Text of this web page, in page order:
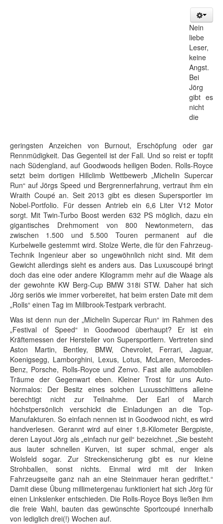
Nein
liebe
Leser,
keine
Angst.
Bei
Jörg
gibt es
nicht
die
geringsten Anzeichen von Burnout, Erschöpfung oder gar
Rennmüdigkeit. Das Gegenteil ist der Fall. Und so reist er topfit
nach Südengland, auf Goodwoods heiligen Boden. Rolls-Royce
setzt beim dortigen Hillclimb Wettbewerb „Michelin Supercar
Run“ auf Jörgs Speed und Bergrennerfahrung, vertraut ihm ein
Wraith Coupé an. Seit 2013 gibt es diesen Supersportler im
Nobel-Portfolio. Für dessen Antrieb ein 6,6 Liter V12 Motor
sorgt. Mit Twin-Turbo Boost werden 632 PS möglich, dazu ein
gigantisches Drehmoment von 800 Newtonmetern, das
zwischen 1.500 und 5.500 Touren permanent auf die
Kurbelwelle gestemmt wird. Stolze Werte, die für den Fahrzeug-
Technik Ingenieur aber so ungewöhnlich nicht sind. Mit dem
Gewicht allerdings sieht es anders aus. Das Luxuscoupé bringt
doch das eine oder andere Kilogramm mehr auf die Waage als
der gewohnte KW Berg-Cup BMW 318i STW. Daher hat sich
Jörg seriös wie immer vorbereitet, hat beim ersten Date mit dem
„Rolls“ einen Tag im Millbrook-Testpark verbracht.
Was ist denn nun der „Michelin Supercar Run“ im Rahmen des
„Festival of Speed“ in Goodwood überhaupt? Er ist ein
Kräftemessen der Hersteller von Supersportlern. Vertreten sind
Aston Martin, Bentley, BMW, Chevrolet, Ferrari, Jaguar,
Koenigsegg, Lamborghini, Lexus, Lotus, McLaren, Mercedes-
Benz, Porsche, Rolls-Royce und Zenvo. Fast alle automobilen
Träume der Gegenwart eben. Kleiner Trost für uns Auto-
Normalos: Der Besitz eines solchen Luxusschlittens alleine
berechtigt nicht zur Teilnahme. Der Earl of March
höchstpersönlich verschickt die Einladungen an die Top-
Manufakturen. So einfach nennen ist in Goodwood nicht, es wird
handverlesen. Gerannt wird auf einer 1,8-Kilometer Bergpiste,
deren Layout Jörg als „einfach nur geil“ bezeichnet. „Sie besteht
aus lauter schnellen Kurven, ist super schmal, enger als
Wolsfeld sogar. Zur Streckensicherung gibt es nur kleine
Strohballen, sonst nichts. Einmal wird mit der linken
Fahrzeugseite ganz nah an eine Steinmauer heran gedriftet.“
Damit diese Übung millimetergenau funktioniert hat sich Jörg für
einen Linkslenker entschieden. Die Rolls-Royce Boys ließen ihm
die freie Wahl, bauten das gewünschte Sportcoupé innerhalb
von lediglich drei(!) Wochen auf.